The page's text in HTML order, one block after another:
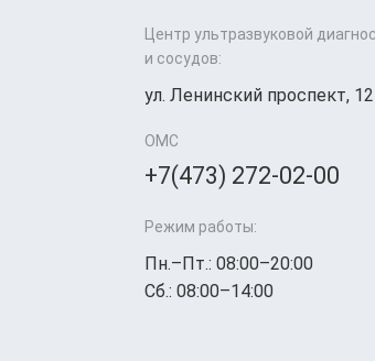
Центр ультразвуковой
и сосудов:
ул. Ленинский проспект, 12
ОМС
+7(473) 272-02-00
Режим работы:
Пн.–Пт.: 08:00–20:00
Сб.: 08:00–14:00